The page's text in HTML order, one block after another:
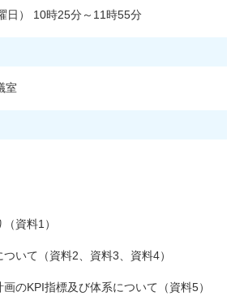
日） 10時25分～11時55分
室
資料1）
いて（資料2、資料3、資料4）
のKPI指標及び体系について（資料5）